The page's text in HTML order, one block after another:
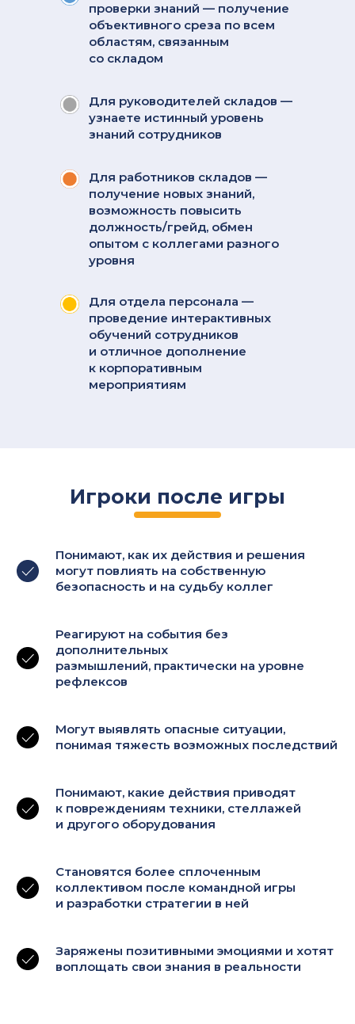
Для отдела персонала —
проведение интерактивных
обучений сотрудников
и отличное дополнение
к корпоративным
мероприятиям
Для руководителей складов —
узнаете истинный уровень
знаний сотрудников
проверки знаний — получение
объективного среза по всем
областям, связанным
со складом
Для работников складов —
получение новых знаний,
возможность повысить
должность/грейд, обмен
опытом с коллегами разного
уровня
Игроки после игры
Понимают, как их действия и решения
могут повлиять на собственную
безопасность и на судьбу коллег
Реагируют на события без
дополнительных
размышлений, практически на уровне
рефлексов
Могут выявлять опасные ситуации,
понимая тяжесть возможных последствий
Понимают, какие действия приводят
к повреждениям техники, стеллажей
и другого оборудования
Становятся более сплоченным
коллективом после командной игры
и разработки стратегии в ней
Заряжены позитивными эмоциями и хотят
воплощать свои знания в реальности